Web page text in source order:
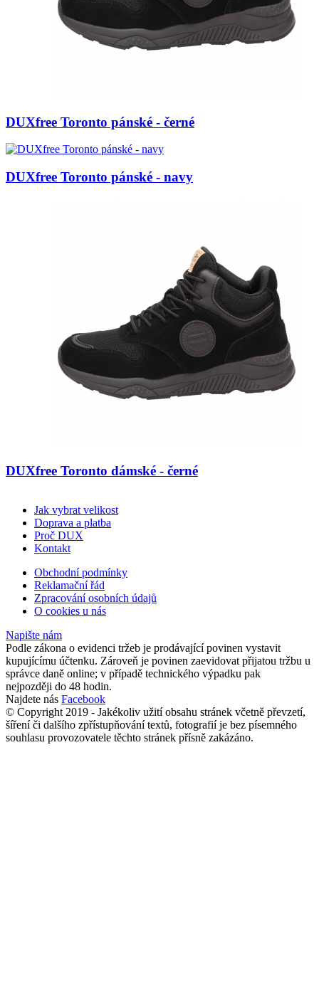
DUXfree Toronto pánské - černé
DUXfree Toronto pánské - navy
DUXfree Toronto dámské - černé
Jak vybrat velikost
Doprava a platba
Proč DUX
Kontakt
Obchodní podmínky
Reklamační řád
Zpracování osobních údajů
O cookies u nás
Napište nám
Podle zákona o evidenci tržeb je prodávající povinen vystavit
kupujícímu účtenku. Zároveň je povinen zaevidovat přijatou tržbu u
správce daně online; v případě technického výpadku pak
nejpozději do 48 hodin.
Najdete nás Facebook
© Copyright 2019 - Jakékoliv užití obsahu stránek včetně převzetí,
šíření či dalšího zpřístupňování textů, fotografií je bez písemného
souhlasu provozovatele těchto stránek přísně zakázáno.